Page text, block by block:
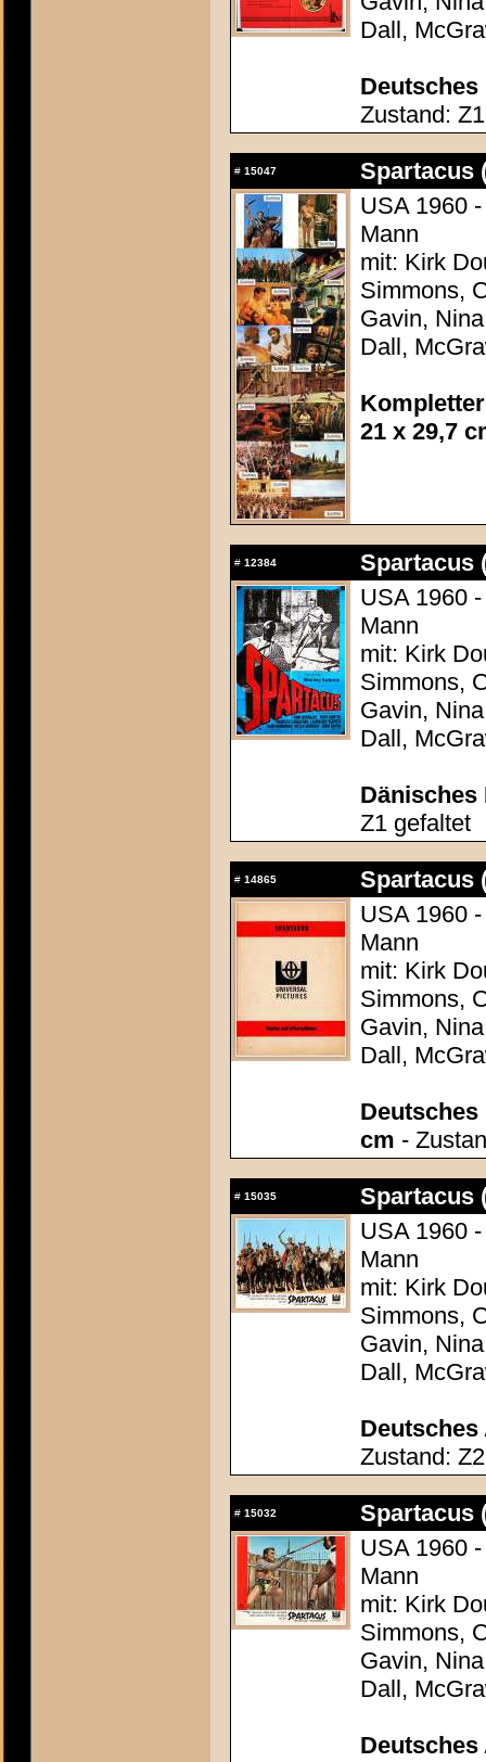
Dall,
Deutsches
Zustand:
# 15047
Spartacus
USA 1960
Mann
mit: Kirk
Simmons,
Gavin,
Dall,
21 x 29,7
# 12384
Spartacus
USA 1960
Mann
mit: Kirk
Simmons,
Gavin,
Dall,
Dänisches
Z1 gefaltet
# 14865
Spartacus
USA 1960
Mann
mit: Kirk
Simmons,
Gavin,
Dall,
Deutsches
cm -
# 15035
Spartacus
USA 1960
Mann
mit: Kirk
Simmons,
Gavin,
Dall,
Deutsches
Zustand: Z2
# 15032
Spartacus
USA 1960
Mann
mit: Kirk
Simmons,
Gavin,
Dall,
Deutsches